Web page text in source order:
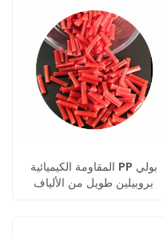
المقاومة الكيميائية PP بولي
بروبيلين طويل من الألياف